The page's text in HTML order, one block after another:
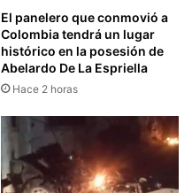
El panelero que conmovió a
Colombia tendrá un lugar
histórico en la posesión de
Abelardo De La Espriella
Hace 2 horas